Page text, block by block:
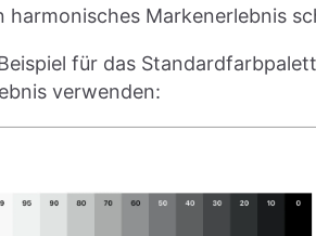
harmonisches Markenerlebnis
für das
verwenden: